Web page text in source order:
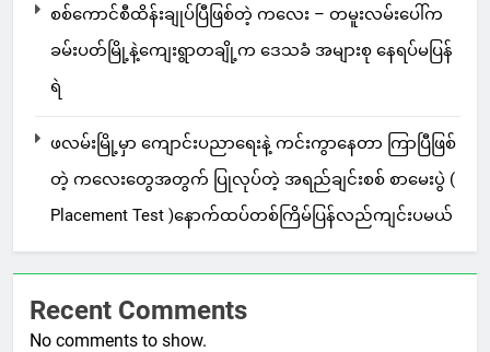
စစ်ကောင်စီထိန်းချုပ်ပြီဖြစ်တဲ့ ကလေး – တမူးလမ်းပေါ်က
ခမ်းပတ်မြို့နဲ့ကျေးရွာတချို့က ဒေသခံ အများစု နေရပ်မပြန်
ရဲ
ဖလမ်းမြို့မှာ ကျောင်းပညာရေးနဲ့ ကင်းကွာနေတာ ကြာပြီဖြစ်
တဲ့ ကလေးတွေအတွက် ပြုလုပ်တဲ့ အရည်ချင်းစစ် စာမေးပွဲ (
Placement Test )နောက်ထပ်တစ်ကြိမ်ပြန်လည်ကျင်းပမယ်
Recent Comments
No comments to show.